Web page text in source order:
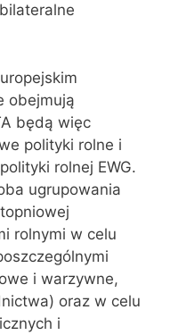
obejmują
będą więc
polityki rolne i
rolnej EWG.
ugrupowania
rolnymi w celu
i warzywne,
oraz w celu
i